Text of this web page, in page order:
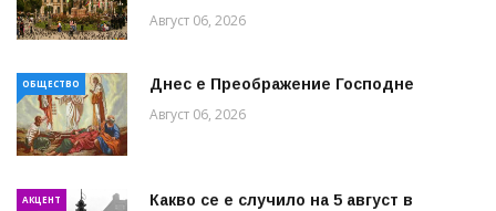
Август 06, 2026
ОБЩЕСТВО Днес е Преображение Господне
Август 06, 2026
АКЦЕНТ
Какво се е случило на 5 август в